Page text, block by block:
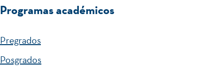
Programas académicos
Pregrados
Posgrados